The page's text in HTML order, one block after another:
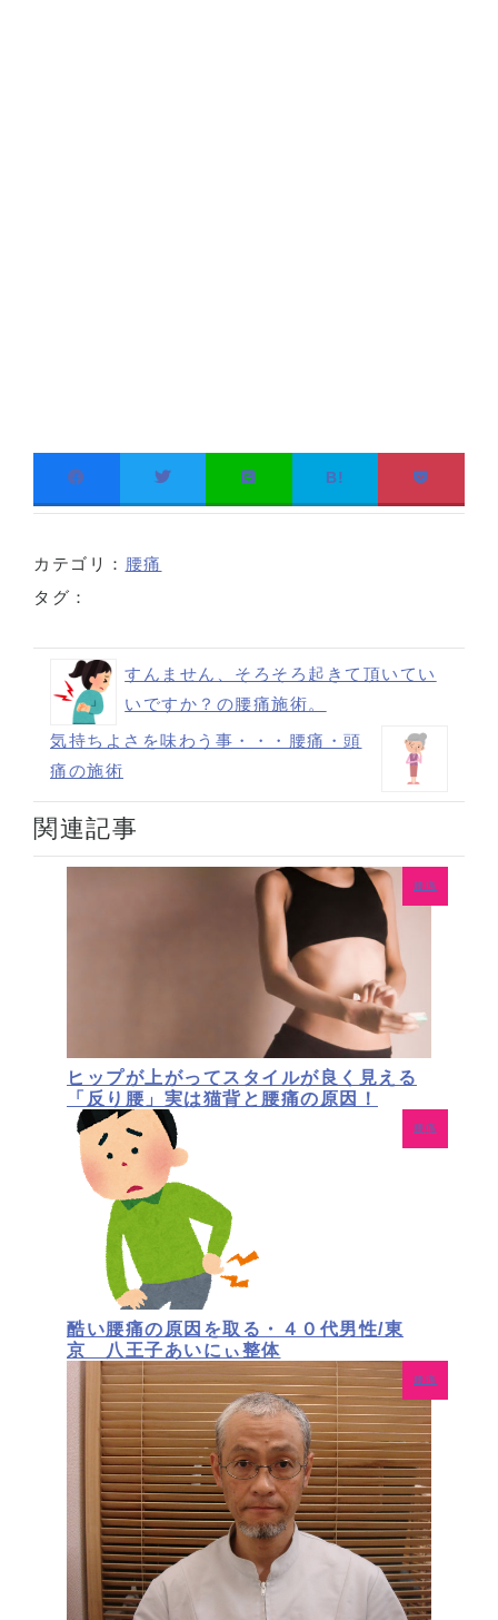
B!
カテゴリ： 腰痛
タグ：
すんません、そろそろ起きて頂いてい
いですか？の腰痛施術。
気持ちよさを味わう事・・・腰痛・頭
痛の施術
関連記事
腰痛
ヒップが上がってスタイルが良く見える
「反り腰」実は猫背と腰痛の原因！
腰痛
酷い腰痛の原因を取る・４０代男性/東
京 八王子あいにぃ整体
腰痛